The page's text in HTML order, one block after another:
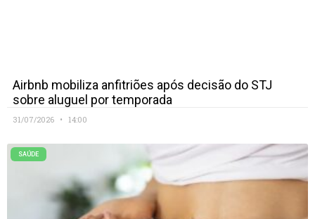
Airbnb mobiliza anfitriões após decisão do STJ
sobre aluguel por temporada
31/07/2026 14:00
SAÚDE